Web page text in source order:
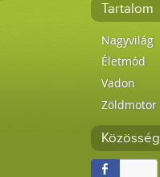
Tartalom
Nagyvilág
Életmód
Vadon
Zöldmotor
Közösség